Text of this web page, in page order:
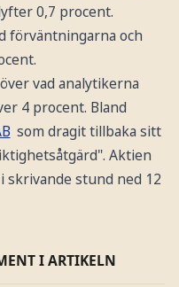
0,7 procent.
förväntningarna och
vad analytikerna
4 procent. Bland
som dragit tillbaka sitt
Aktien
skrivande stund ned 12
I ARTIKELN